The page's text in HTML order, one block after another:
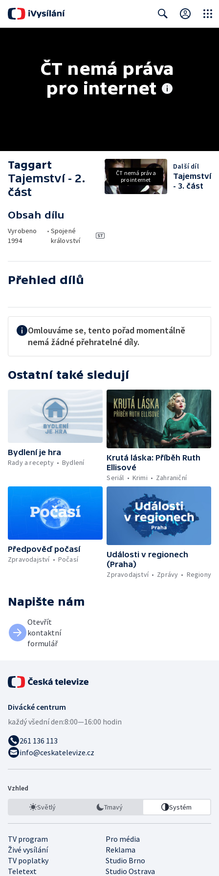
ČT nemá práva
pro internet
Taggart
Tajemství - 2.
část
Obsah dílu
Vyrobeno
1994
• Spojené
království
ČT nemá práva
pro internet
Další díl
Tajemství
- 3. část
Přehled dílů
Omlouváme se, tento pořad momentálně
nemá žádné přehratelné díly.
Ostatní také sledují
Bydlení je hra
Rady a recepty
Bydlení
Krutá láska: Příběh Ruth
Ellisové
Seriál
Krimi Zahraniční
Předpověď počasí
Zpravodajství
Počasí
Události v regionech
(Praha)
Zpravodajství
Zprávy Regiony
Napište nám
Otevřít
kontaktní
formulář
Divácké centrum
každý všední den:8:00—16:00 hodin
261 136 113
info@ceskatelevize.cz
Vzhled
Světlý Tmavý Systém
TV program
Pro média
Živé vysílání
Reklama
TV poplatky
Studio Brno
Teletext
Studio Ostrava